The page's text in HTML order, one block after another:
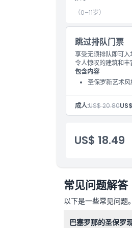
取消政策
（0–11岁）
跳过排队门票
享受无须排队即可
令人惊叹的建筑和丰
包含内容
圣保罗新艺术
成人:US$ 20.80
US$ 18.49
常见问题解答
以下是一些常见问题
巴塞罗那的圣保罗